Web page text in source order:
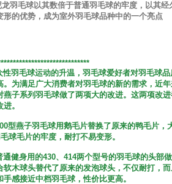
龙羽毛球以其数倍于普通羽毛球的牢度，以其经
形的优势，成为室外羽毛球品种中的一个亮点
羽毛球运动的升温，羽毛球爱好者对羽毛球品
。为满足广大消费者对羽毛球的新的需求，近
燕子系列羽毛球做了两项大的改进。这两项改
。
型燕子羽毛球用鹅毛片替换了原来的鸭毛片，
球毛片的牢度，耐打不易变形。
通健身用的430、414两个型号的羽毛球的头部
软木球头替代了原来的发泡球头，不仅耐打，
手感接近中档羽毛球，性价比更高。